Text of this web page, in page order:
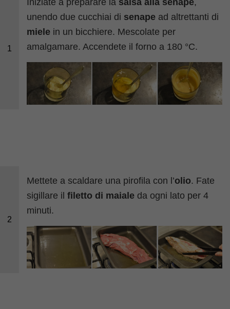
1
Iniziate a preparare la salsa alla senape,
unendo due cucchiai di senape ad altrettanti di
miele in un bicchiere. Mescolate per
amalgamare. Accendete il forno a 180 °C.
2
Mettete a scaldare una pirofila con l’olio. Fate
sigillare ilfiletto di maiale da ogni lato per 4
minuti.